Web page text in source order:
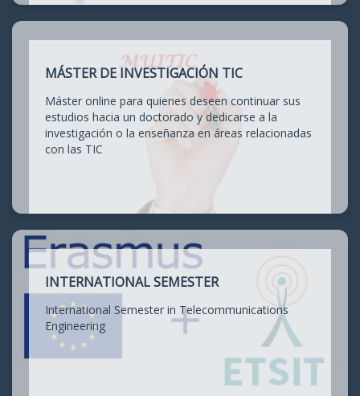
MÁSTER DE INVESTIGACIÓN TIC
Máster online para quienes deseen continuar sus
estudios hacia un doctorado y dedicarse a la
investigación o la enseñanza en áreas relacionadas
con las TIC
INTERNATIONAL SEMESTER
International Semester in Telecommunications
Engineering